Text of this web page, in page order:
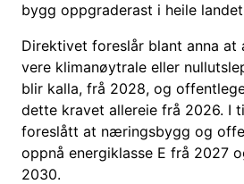
bygg oppgraderast i heile
Direktivet foreslår blant anna at
vere klimanøytrale eller
blir kalla, frå 2028, og
dette kravet allereie frå 2026. I
foreslått at næringsbygg og
oppnå energiklasse E frå 2027
2030.